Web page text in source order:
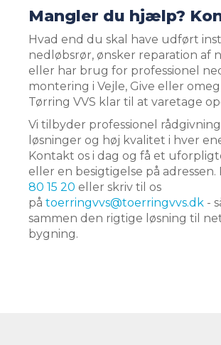
Mangler du hjælp?
Hvad end du skal have udført
nedløbsrør, ønsker reparation af
eller har brug for professionel
montering i Vejle, Give eller
Tørring VVS klar til at varetage
Vi tilbyder professionel
løsninger og høj kvalitet i hver
Kontakt os i dag og få et
eller en besigtigelse på adressen.
80 15 20 eller skriv til os
på toerringvvs@toerringvvs.dk -
sammen den rigtige løsning til
bygning.